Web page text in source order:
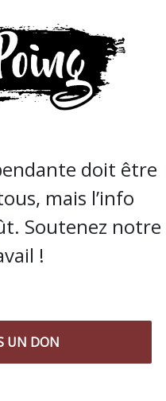
papier
doit être
mais l’info
Soutenez notre
!
UN DON